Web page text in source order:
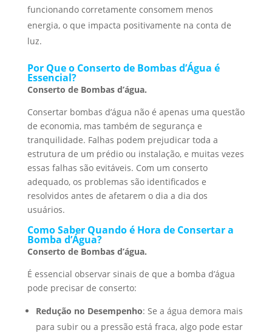
funcionando corretamente consomem menos
energia, o que impacta positivamente na conta de
luz.
Por Que o Conserto de Bombas d’Água é
Essencial?
Conserto de Bombas d’água.
Consertar bombas d’água não é apenas uma questão
de economia, mas também de segurança e
tranquilidade. Falhas podem prejudicar toda a
estrutura de um prédio ou instalação, e muitas vezes
essas falhas são evitáveis. Com um conserto
adequado, os problemas são identificados e
resolvidos antes de afetarem o dia a dia dos
usuários.
Como Saber Quando é Hora de Consertar a
Bomba d’Água?
Conserto de Bombas d’água.
É essencial observar sinais de que a bomba d’água
pode precisar de conserto:
Redução no Desempenho: Se a água demora mais
para subir ou a pressão está fraca, algo pode estar